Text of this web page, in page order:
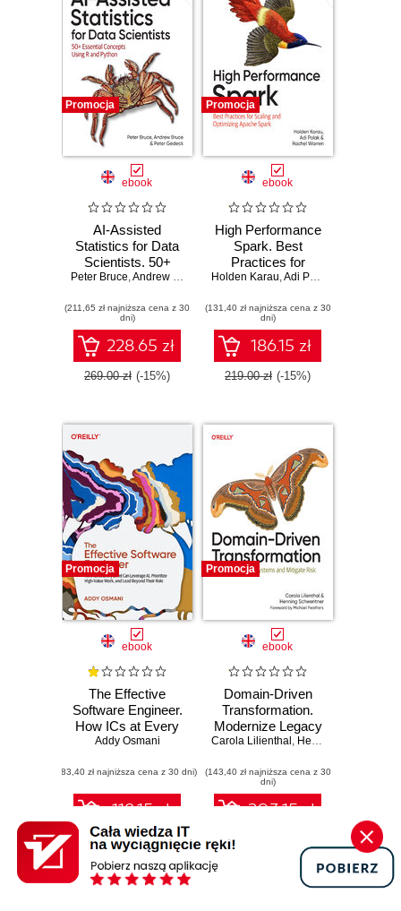
Promocja
ebook
AI-Assisted
Statistics for Data
Scientists. 50+
Essential
and Python. 3rd
Edition
Peter Bruce,Andrew Bruce Peter Gedeck
(211,65 zł najniższa cena z 30
dni)
228.65 zł
269.00 zł (-15%)
Promocja
ebook
High Performance
Spark. Best
Practices for
Scaling and
Spark. 2nd Edition
Holden Karau,Adi Polak
(131,40 zł najniższa cena z 30
dni)
186.15 zł
219.00 zł (-15%)
Promocja
ebook
The Effective
Software Engineer.
How ICs at Every
Level Can
Prioritize High-
Value Work, and
Lead Beyond Their
Role
Addy Osmani
(83,40 zł najniższa cena z 30 dni)
118.15 zł
139.00 zł (-15%)
Promocja
ebook
Domain-Driven
Transformation.
Modernize Legacy
Systems and
Carola Lilienthal , Henning Schwentner
(143,40 zł najniższa cena z 30
dni)
203.15 zł
239.00 zł